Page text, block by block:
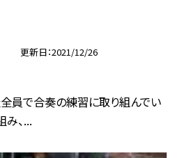
更新日 2021/12/26
員で合奏の練習に取り組んでい
み、...